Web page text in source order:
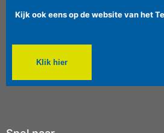
Kijk ook eens op de website van het
Klik hier